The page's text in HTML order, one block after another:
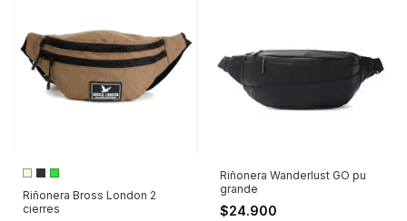
Riñonera Bross London 2
cierres
Riñonera Wanderlust GO pu
grande
$24.900